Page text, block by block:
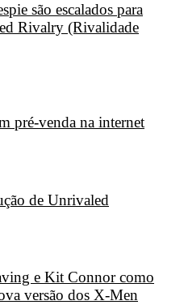
são escalados para
Rivalry (Rivalidade
pré-venda na internet
de Unrivaled
e Kit Connor como
versão dos X-Men